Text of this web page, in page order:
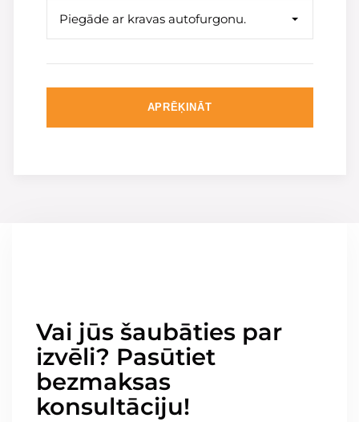
Piegāde ar kravas autofurgonu.
APRĒĶINĀT
Vai jūs šaubāties par
izvēli? Pasūtiet
bezmaksas
konsultāciju!